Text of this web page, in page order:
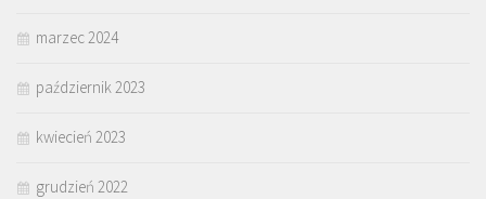
marzec 2024
październik 2023
kwiecień 2023
grudzień 2022